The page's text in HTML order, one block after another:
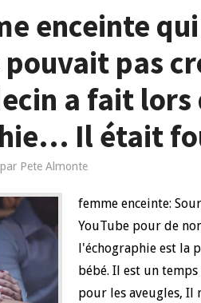
enceinte
pas
a fait lors
Il était
par Pete Almonte
femme enceinte:
YouTube pour de
l'échographie est la
bébé. Il est un
pour les aveugles, Il